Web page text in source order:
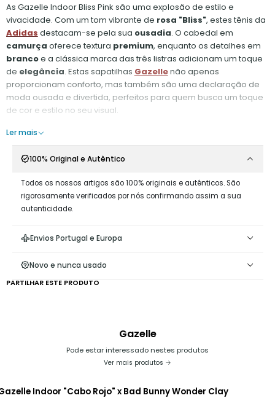
As Gazelle Indoor Bliss Pink são uma explosão de estilo e
vivacidade. Com um tom vibrante de rosa "Bliss", estes tênis da
Adidas destacam-se pela sua ousadia. O cabedal em
camurça oferece textura premium, enquanto os detalhes em
brancoe a clássica marca das três listras adicionam um toque
de elegância. Estas sapatilhas Gazellenão apenas
proporcionam conforto, mas também são uma declaração de
moda ousada e divertida, perfeitos para quem busca um toque
de cor e estilo no seu visual.
Cor:Bliss Pink/Core Black/Collegiate Purple
Ler mais
100% Original e Autêntico
Todos os nossos artigos são 100% originais e autênticos. São
rigorosamente verificados por nós confirmando assim a sua
autenticidade.
Envios Portugal e Europa
Novo e nunca usado
PARTILHAR ESTE PRODUTO
Gazelle
Pode estar interessado nestes produtos
Ver mais produtos
Indoor "Cabo Rojo" x Bad Bunny Wonder Clay